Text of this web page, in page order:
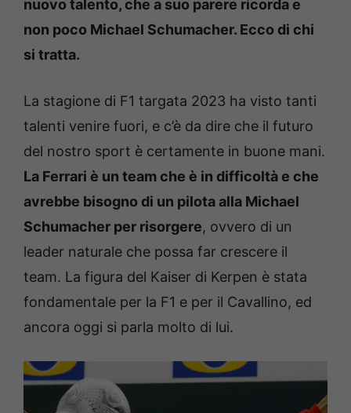
nuovo talento, che a suo parere ricorda e
non poco Michael Schumacher. Ecco di chi
si tratta.
La stagione di F1 targata 2023 ha visto tanti
talenti venire fuori, e c’è da dire che il futuro
del nostro sport è certamente in buone mani.
La Ferrari è un team che è in difficoltà e che
avrebbe bisogno di un pilota alla Michael
Schumacher per risorgere, ovvero di un
leader naturale che possa far crescere il
team. La figura del Kaiser di Kerpen è stata
fondamentale per la F1 e per il Cavallino, ed
ancora oggi si parla molto di lui.